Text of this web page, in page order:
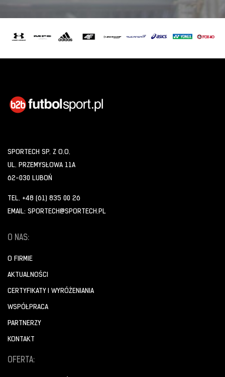
SPORTECH SP. Z O.O.
UL. PRZEMYSŁOWA 11A
62-030 LUBOŃ
TEL. +48 (61) 835 00 26
EMAIL: SPORTECH@SPORTECH.PL
O NAS:
O FIRMIE
AKTUALNOŚCI
CERTYFIKATY I WYRÓŻENIANIA
WSPÓŁPRACA
PARTNERZY
KONTAKT
OFERTA: